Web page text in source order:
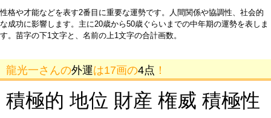
性格や才能などを表す2番目に重要な運勢です。人間関係や協調性、社会的
な成功に影響します。主に20歳から50歳ぐらいまでの中年期の運勢を表しま
す。苗字の下1文字と、名前の上1文字の合計画数。
龍光一さんの外運は17画の4点 ！
積極的 地位 財産 権威 積極性